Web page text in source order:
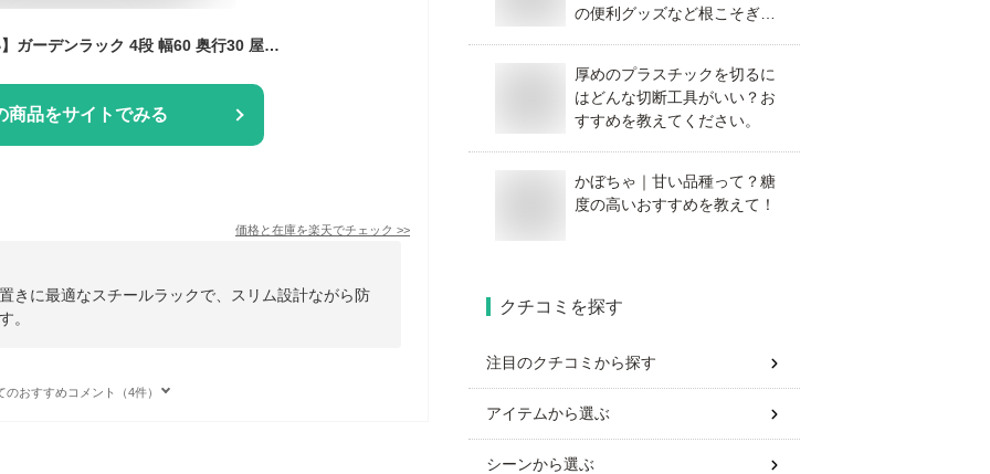
【屋外OK サビに強い】ガーデンラック 4段 幅60 奥行30 屋外使用 スチールラック スリム 防錆 防サビ フラワースタンド プランターラック エクステリアラック アウトドア 園芸 鉢置き 観葉植物 収納 棚 バルコニー ベランダ 植物棚 GR6012BD-4
商品をサイトでみる
価格と在庫を楽天でチェック >>
きに最適なスチールラックで、スリム設計ながら防
。
のおすすめコメント（4件）
の便利グッズなど根こそぎ処
厚めのプラスチックを切るに
はどんな切断工具がいい？お
すすめを教えてください。
かぼちゃ｜甘い品種って？糖
度の高いおすすめを教えて！
クチコミを探す
注目のクチコミから探す
アイテムから選ぶ
シーンから選ぶ